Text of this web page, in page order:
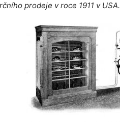
prodeje v roce 1911 v USA.